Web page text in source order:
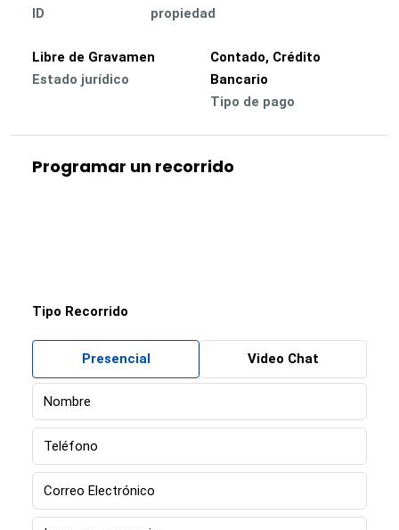
ID
propiedad
Libre de Gravamen
Estado jurídico
Contado, Crédito
Bancario
Tipo de pago
Programar un recorrido
Tipo Recorrido
Presencial Video Chat